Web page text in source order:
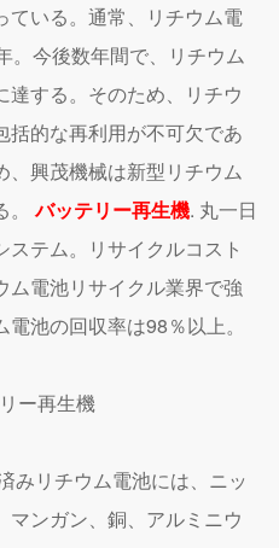
ている。通常、リチウム電
。今後数年間で、リチウム
達する。そのため、リチウ
括的な再利用が不可欠であ
、興茂機械は新型リチウム
。バッテリー再生機. 丸一日
テム。リサイクルコスト
ム電池リサイクル業界で強
池の回収率は98％以上。
リチウム電池には、ニッ
ンガン、銅、アルミニウ